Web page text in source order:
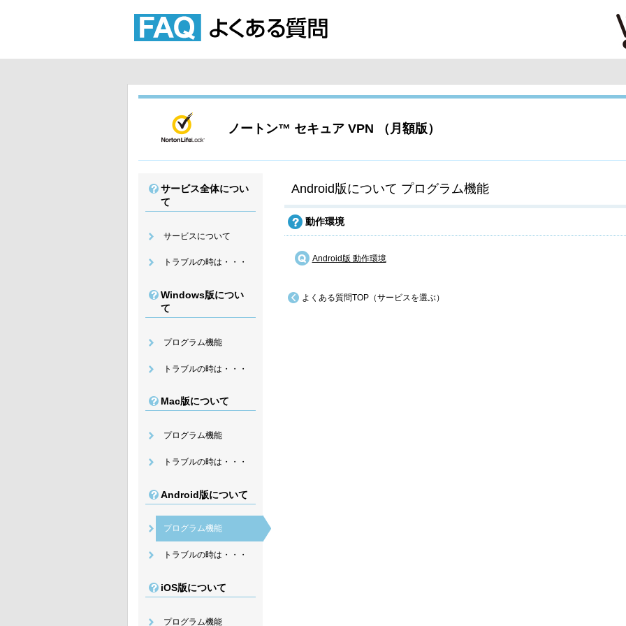
ノートン™ セキュア VPN （月額版）
Android版について プログラム機能
動作環境
Android版 動作環境
よくある質問TOP（サービスを選ぶ）
サービス全体につい
て
サービスについて
トラブルの時は・・・
Windows版につい
て
プログラム機能
トラブルの時は・・・
Mac版について
プログラム機能
トラブルの時は・・・
Android版について
プログラム機能
トラブルの時は・・・
iOS版について
プログラム機能